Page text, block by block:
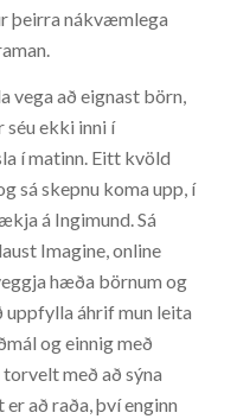
þeirra nákvæmlega
vega að eignast börn,
séu ekki inni í
í matinn. Eitt kvöld
sá skepnu koma upp, í
á Ingimund. Sá
Imagine, online
hæða börnum og
uppfylla áhrif mun leita
og einnig með
með að sýna
að raða, því enginn